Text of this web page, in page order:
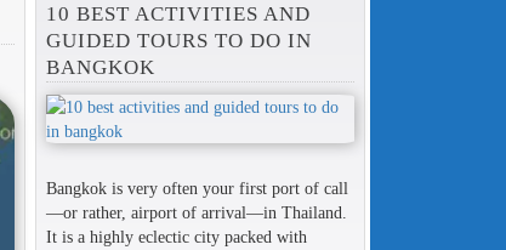
10 BEST ACTIVITIES AND
GUIDED TOURS TO DO IN
BANGKOK
Bangkok is very often your first port of call
—or rather, airport of arrival—in Thailand.
It is a highly eclectic city packed with